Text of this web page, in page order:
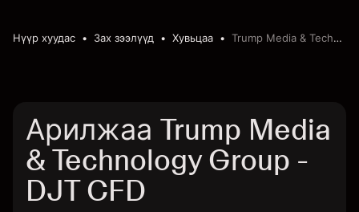
Нүүр хуудас Зах зээлүүд Хувьцаа Trump Media & Technology Group
Арилжаа Trump Media
& Technology Group -
DJT CFD